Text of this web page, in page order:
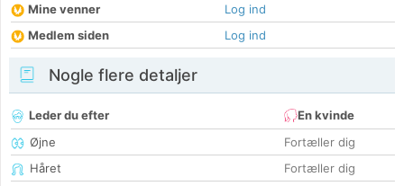
Mine venner
Log ind
Medlem siden
Log ind
Nogle flere detaljer
Leder du efter
En kvinde
Øjne
Fortæller dig
Håret
Fortæller dig